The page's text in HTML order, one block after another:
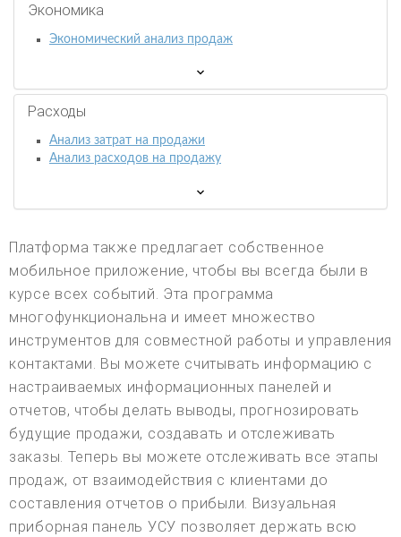
Экономика
Экономический анализ продаж
Расходы
Анализ затрат на продажи
Анализ расходов на продажу
Платформа также предлагает собственное
мобильное приложение, чтобы вы всегда были в
курсе всех событий. Эта программа
многофункциональна и имеет множество
инструментов для совместной работы и управления
контактами. Вы можете считывать информацию с
настраиваемых информационных панелей и
отчетов, чтобы делать выводы, прогнозировать
будущие продажи, создавать и отслеживать
заказы. Теперь вы можете отслеживать все этапы
продаж, от взаимодействия с клиентами до
составления отчетов о прибыли. Визуальная
приборная панель УСУ позволяет держать всю